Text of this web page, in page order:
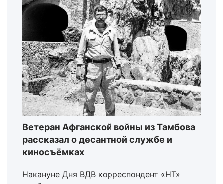
Ветеран Афганской войны из Тамбова
рассказал о десантной службе и
киносъёмках
Накануне Дня ВДВ корреспондент «НТ»